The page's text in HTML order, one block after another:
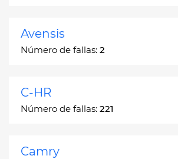
Avensis
Número de fallas: 2
C-HR
Número de fallas: 221
Camry